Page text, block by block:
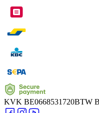
KVK BE0668531720BTW